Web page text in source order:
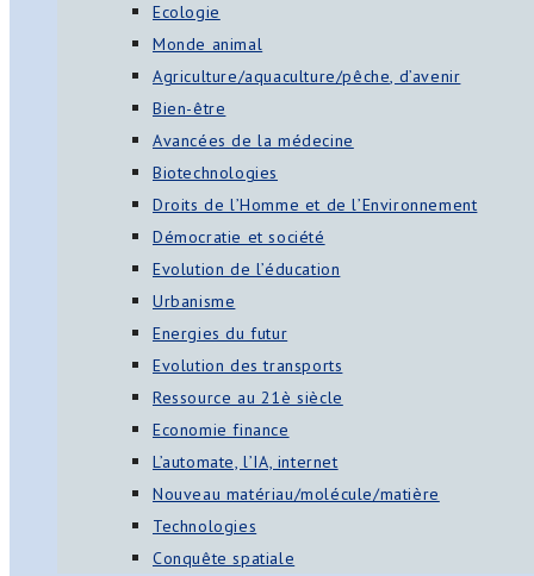
Ecologie
Monde animal
Agriculture/aquaculture/pêche, d’avenir
Bien-être
Avancées de la médecine
Biotechnologies
Droits de l’Homme et de l’Environnement
Démocratie et société
Evolution de l’éducation
Urbanisme
Energies du futur
Evolution des transports
Ressource au 21è siècle
Economie finance
L’automate, l’IA, internet
Nouveau matériau/molécule/matière
Technologies
Conquête spatiale